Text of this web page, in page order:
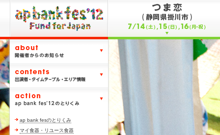
ap bank fesのとりくみ
マイ食器・リユース食器